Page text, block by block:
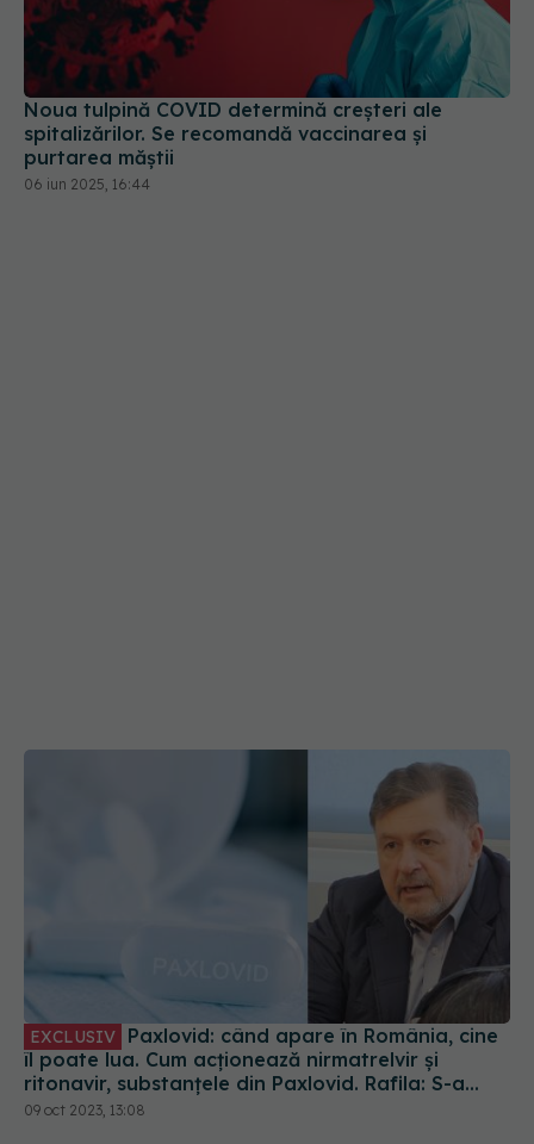
Noua tulpină COVID determină creșteri ale
spitalizărilor. Se recomandă vaccinarea și
purtarea măștii
06 iun 2025, 16:44
îl poate lua. Cum acționează nirmatrelvir și
ritonavir, substanțele din Paxlovid. Rafila: S-a
semnat contractul. Va fi disponibil la
recomandarea medicului